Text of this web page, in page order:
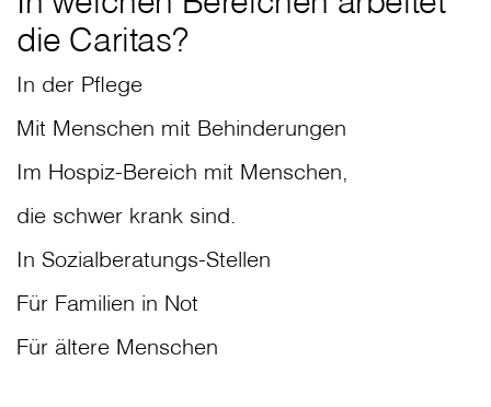
die Caritas?
In der Pflege
Mit Menschen mit Behinderungen
Im Hospiz-Bereich mit Menschen,
die schwer krank sind.
In Sozialberatungs-Stellen
Für Familien in Not
Für ältere Menschen